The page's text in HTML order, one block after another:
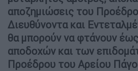
αποζημιώσεις του
Διευθύνοντα και
θα μπορούν να φτάνουν
αποδοχών και των
Προέδρου του Αρείου